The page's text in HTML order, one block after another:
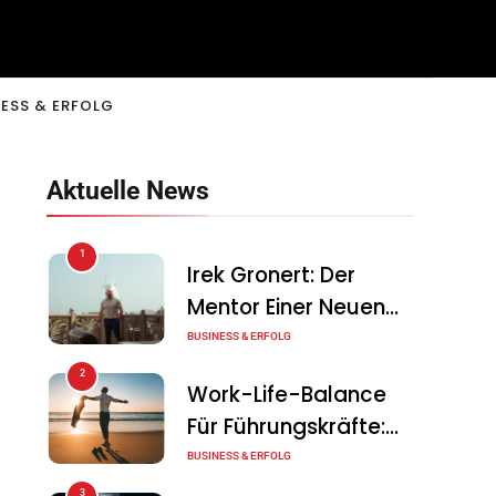
& ERFOLG
Aktuelle News
1
Irek Gronert: Der
Mentor Einer Neuen
Generation Von
BUSINESS & ERFOLG
2
Work-Life-Balance
Für Führungskräfte:
Illusion Oder Echte
BUSINESS & ERFOLG
3